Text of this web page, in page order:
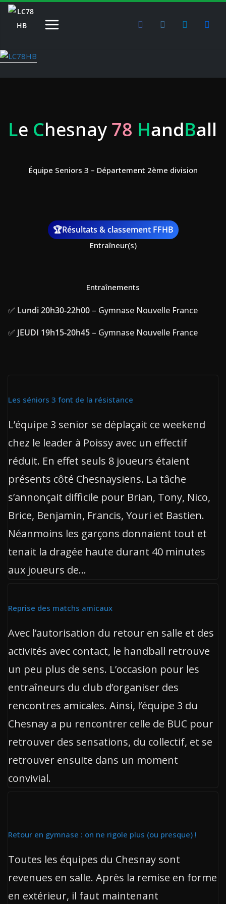
Passer
contenu
Le Chesnay 78 HandBall
Équipe Seniors 3 – Département 2ème division
🏆Résultats & classement FFHB
Entraîneur(s)
Entraînements
✅ Lundi 20h30-22h00 – Gymnase Nouvelle France
✅ JEUDI 19h15-20h45 – Gymnase Nouvelle France
Les séniors 3 font de la résistance
L’équipe 3 senior se déplaçait ce weekend
chez le leader à Poissy avec un effectif
réduit. En effet seuls 8 joueurs étaient
présents côté Chesnaysiens. La tâche
s’annonçait difficile pour Brian, Tony, Nico,
Brice, Benjamin, Francis, Youri et Bastien.
Néanmoins les garçons donnaient tout et
tenait la dragée haute durant 40 minutes
aux joueurs de…
Reprise des matchs amicaux
Avec l’autorisation du retour en salle et des
activités avec contact, le handball retrouve
un peu plus de sens. L’occasion pour les
entraîneurs du club d’organiser des
rencontres amicales. Ainsi, l’équipe 3 du
Chesnay a pu rencontrer celle de BUC pour
retrouver des sensations, du collectif, et se
retrouver ensuite dans un moment
convivial.
Retour en gymnase : on ne rigole plus (ou presque) !
Toutes les équipes du Chesnay sont
revenues en salle. Après la remise en forme
en extérieur, il faut maintenant